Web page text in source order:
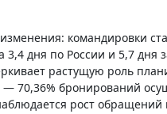
командировки
дня по России и 5,7 дня
растущую роль
70,36% бронирований
рост